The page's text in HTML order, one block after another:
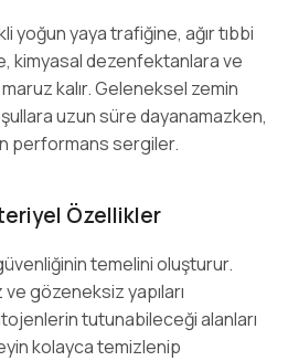
yoğun yaya trafiğine, ağır tıbbi
kimyasal dezenfektanlara ve
kalır. Geleneksel zemin
uzun süre dayanamazken,
performans sergiler.
Özellikler
temelini oluşturur.
gözeneksiz yapıları
tutunabileceği alanları
kolayca temizlenip